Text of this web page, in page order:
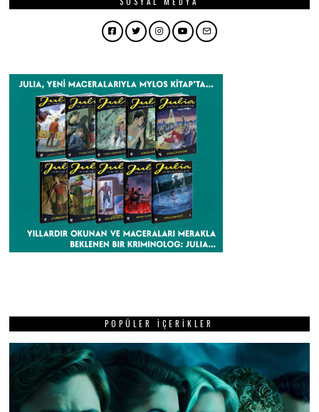
Facebook
TwitterInstagram
YouTubeEmail
POPÜLER İÇERIKLER